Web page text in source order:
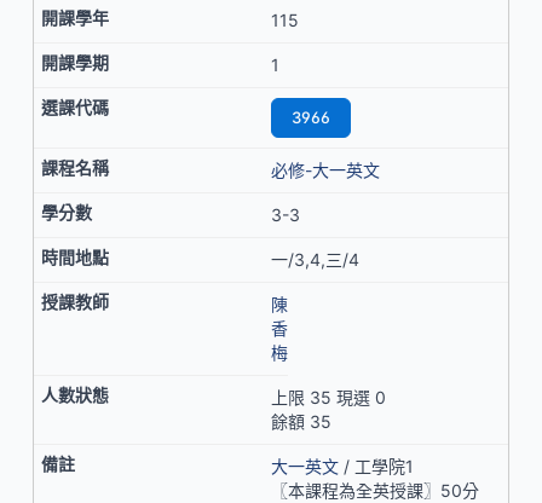
115
1
3966
必修-大一英文
3-3
一/3,4,三/4
陳
香
梅
上限 35 現選 0
餘額 35
大一英文 / 工學院1
〖本課程為全英授課〗50分